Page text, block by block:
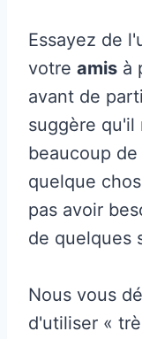
Essayez de
votre amis à
avant de
suggère qu'il
beaucoup
quelque
pas avoir
de quelques
Nous vous
d'utiliser «